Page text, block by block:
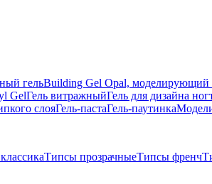
гельBuilding Gel Opal, моделирующий
GelГель витражныйГель для дизайна
слояГель-пастаГель-паутинка
Типсы прозрачныеТипсы френч